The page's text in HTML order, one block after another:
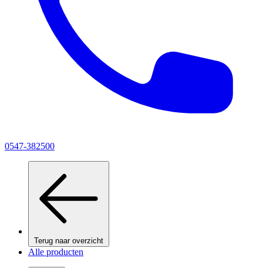
0547-382500
Terug naar overzicht
Alle producten